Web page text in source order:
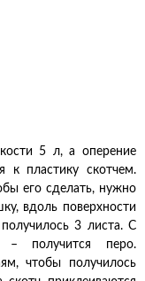
5 л, а оперение
к пластику скотчем.
его сделать, нужно
вдоль поверхности
3 листа. С
– получится перо.
чтобы получилось